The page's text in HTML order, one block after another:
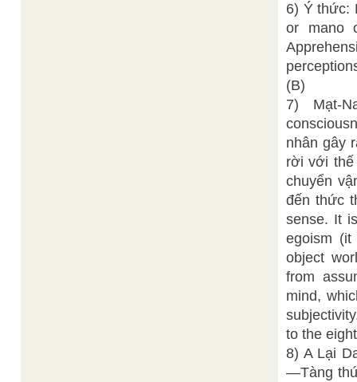
6) Ý thức:
or mano
(B)
7) Mạt-
nhân gây
rời với thế
chuyển
đến thức
sense. It
egoism (it
object
from
mind,
to the
8) A Lại
—Tàng